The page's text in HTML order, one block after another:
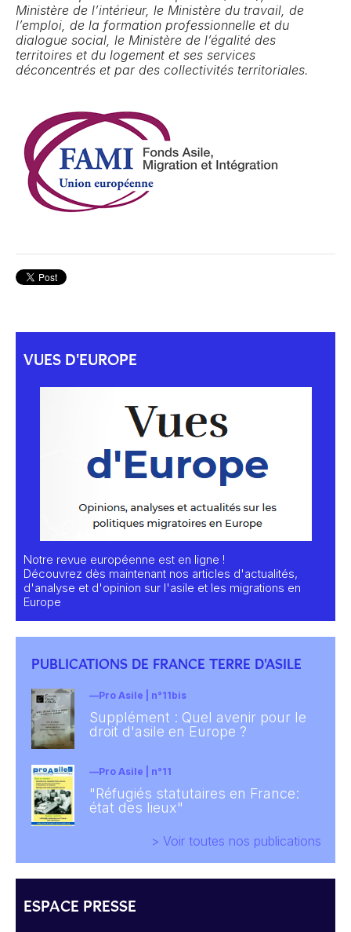
Ministère de l’intérieur, le Ministère du travail, de
l’emploi, de la formation professionnelle et du
dialogue social, le Ministère de l’égalité des
territoires et du logement et ses services
déconcentrés et par des collectivités territoriales.
VUES D'EUROPE
Notre revue européenne est en ligne !
Découvrez dès maintenant nos articles d'actualités,
d'analyse et d'opinion sur l'asile et les migrations en
Europe
PUBLICATIONS DE FRANCE TERRE D'ASILE
Pro Asile | n°11bis
Supplément : Quel avenir pour le
droit d'asile en Europe ?
Pro Asile | n°11
"Réfugiés statutaires en France:
état des lieux"
> Voir toutes nos publications
ESPACE PRESSE